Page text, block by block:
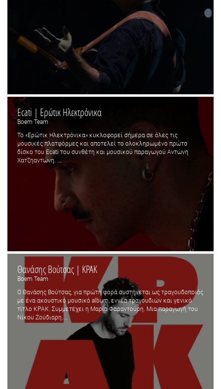
Ecati | Ερώτικ Ηλεκτρόνικα
Boem Team
Το «Ερώτικ Ηλεκτρόνικα» κυκλοφορεί σήμερα σε όλες τις
μουσικές πλατφόρμες και αποτελεί το ολοκληρωμένο πρώτο
δίσκο του Εcati του συνθέτη και μουσικού παραγωγού Αντώνη
Χατζηαντώνη. ...
Θανάσης Βούτσας | ΚΡΑΚ
Boem Team
Ο Θανάσης Βούτσας, για πρώτη φορά συστήνεται ως τραγουδοποιός
με ένα ακουστικό μουσικό album, εννέα τραγουδιών και γενικό
τίτλο KΡAK. Συμμετέχει η Μαρία Φαραντούρη. Μια παραγωγή του
Νίκου Ζούδιαρη....